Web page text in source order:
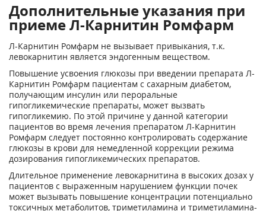
Дополнительные указания при
приеме Л-Карнитин Ромфарм
Л-Карнитин Ромфарм не вызывает привыкания, т.к.
левокарнитин является эндогенным веществом.
Повышение усвоения глюкозы при введении препарата Л-
Карнитин Ромфарм пациентам с сахарным диабетом,
получающим инсулин или пероральные
гипогликемические препараты, может вызвать
гипогликемию. По этой причине у данной категории
пациентов во время лечения препаратом Л-Карнитин
Ромфарм следует постоянно контролировать содержание
глюкозы в крови для немедленной коррекции режима
дозирования гипогликемических препаратов.
Длительное применение левокарнитина в высоких дозах у
пациентов с выраженным нарушением функции почек
может вызывать повышение концентрации потенциально
токсичных метаболитов, триметиламина и триметиламина-